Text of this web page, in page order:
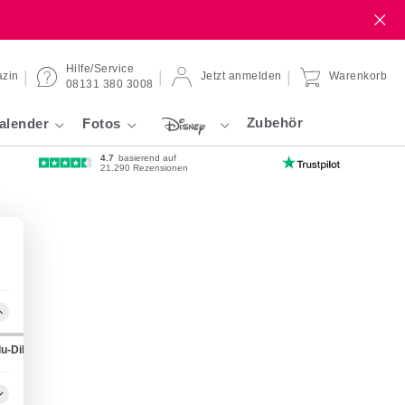
Hilfe/Service
08131 380 3008
Jetzt anmelden Warenkorb
Fotos Zubehör
4.7 basierend auf
21.290 Rezensionen
Dibond